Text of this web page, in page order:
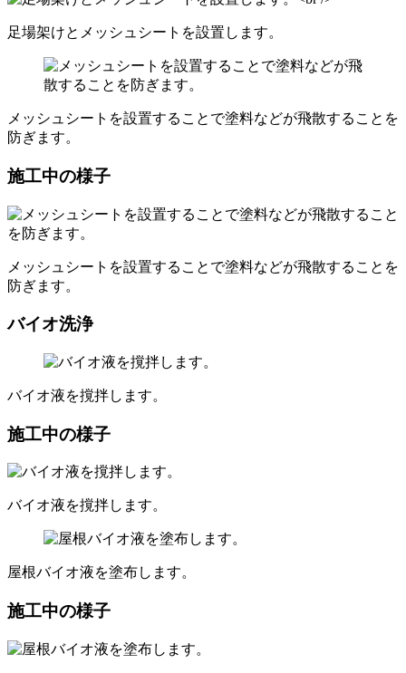
足場架けとメッシュシートを設置します。
メッシュシートを設置することで塗料などが飛散することを
防ぎます。
施工中の様子
メッシュシートを設置することで塗料などが飛散することを
防ぎます。
バイオ洗浄
バイオ液を撹拌します。
施工中の様子
バイオ液を撹拌します。
屋根バイオ液を塗布します。
施工中の様子